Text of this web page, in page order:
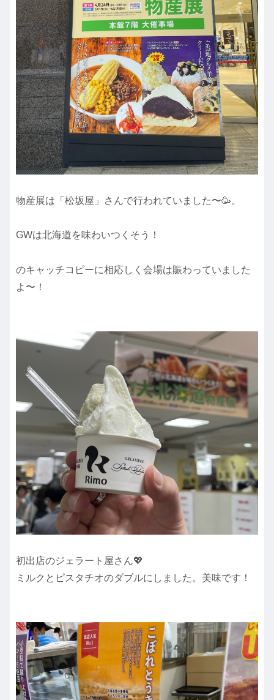
物産展は「松坂屋」さんで行われていました〜🥳。
GWは北海道を味わいつくそう！
のキャッチコピーに相応しく会場は賑わっていました
よ〜！
初出店のジェラート屋さん💖
ミルクとピスタチオのダブルにしました。美味です！